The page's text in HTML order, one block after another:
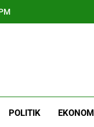
POLITIK